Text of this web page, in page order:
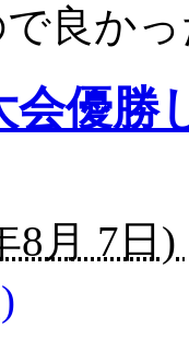
良か
会優勝
8月 7日)